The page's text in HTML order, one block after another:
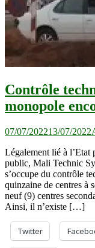
Contrôle
monopole
07/07/202213/07/2022
Légalement lié à l’Etat
public, Mali Technic
s’occupe du contrôle
quinzaine de centres à
neuf (9) centres
Ainsi, il n’existe […]
Twitter